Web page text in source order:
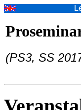
(PS3, SS